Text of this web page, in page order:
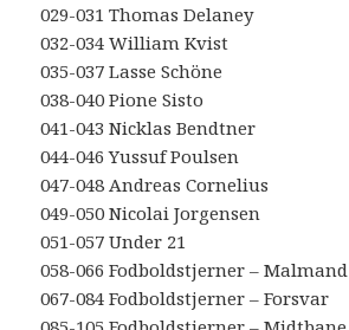
029-031 Thomas Delaney
032-034 William Kvist
035-037 Lasse Schöne
038-040 Pione Sisto
041-043 Nicklas Bendtner
044-046 Yussuf Poulsen
047-048 Andreas Cornelius
049-050 Nicolai Jorgensen
051-057 Under 21
058-066 Fodboldstjerner – Malmand
067-084 Fodboldstjerner – Forsvar